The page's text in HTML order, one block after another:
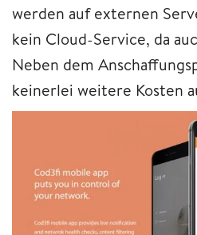
werden auf externen
kein Cloud-Service, da
Neben dem
keinerlei weitere Kosten